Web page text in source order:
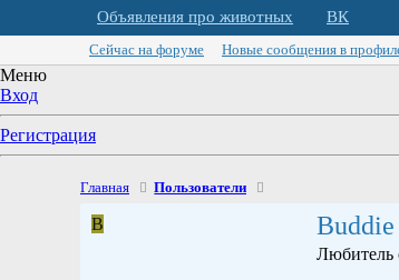
Объявления про животных ВК
Сейчас на форуме Новые сообщения в
Меню
Вход
Регистрация
Главная Пользователи
B Buddie
Любитель